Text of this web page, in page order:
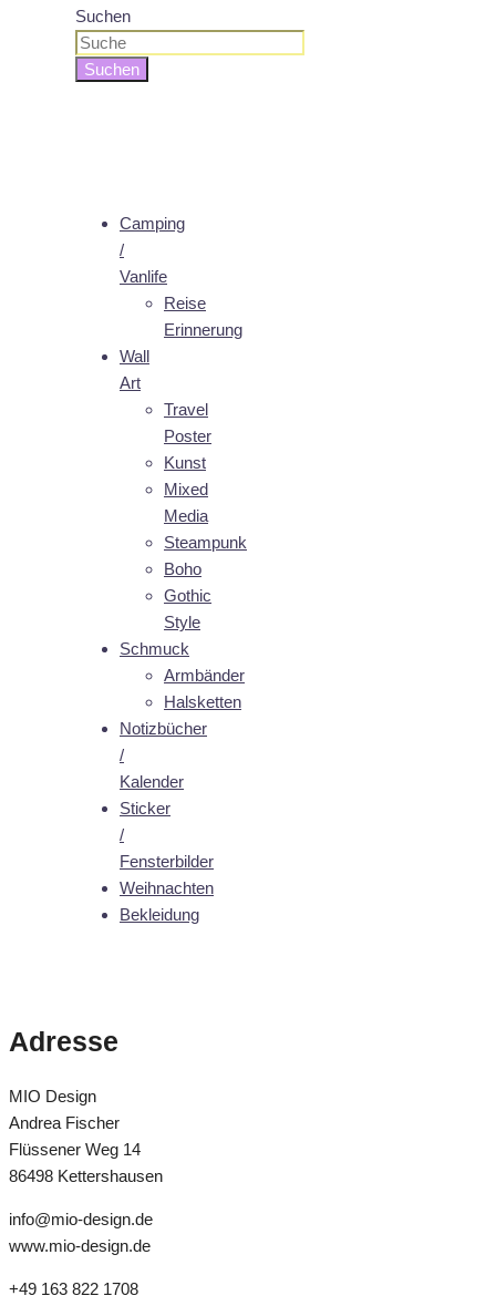
Suchen
Suchen
Camping
/
Vanlife
Reise
Erinnerung
Wall
Art
Travel
Poster
Kunst
Mixed
Media
Steampunk
Boho
Gothic
Style
Schmuck
Armbänder
Halsketten
Notizbücher
/
Kalender
Sticker
/
Fensterbilder
Weihnachten
Bekleidung
Adresse
MIO Design
Andrea Fischer
Flüssener Weg 14
86498 Kettershausen
info@mio-design.de
www.mio-design.de
+49 163 822 1708